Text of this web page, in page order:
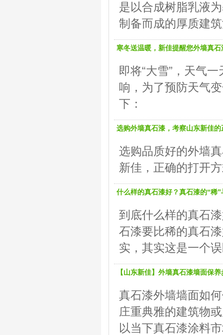
是以合成树脂乳液
制备而成的厚质建
寒冬送温暖，新佳提醒您外墙真
即将“大雪”，天气
响，为了预防天气
下：
选购外墙真石漆，考察山东新佳
选购品质好的外墙
新佳，正确的打开
什么样的真石漆好？真石漆的“稀”
到底什么样的真石
石漆要比稀的真石
实，其实这是一个
【山东新佳】外墙真石漆墙面保养
真石漆外墙墙面如
庄重典雅的建筑物
以当下真石漆涂料